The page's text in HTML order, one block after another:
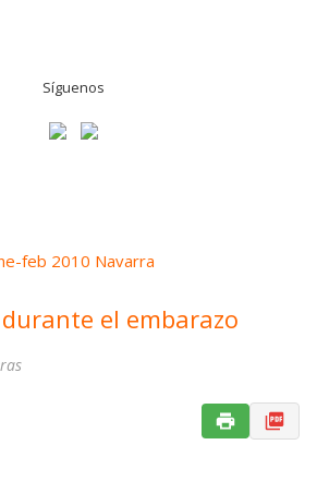
Síguenos
feb 2010 Navarra
el embarazo